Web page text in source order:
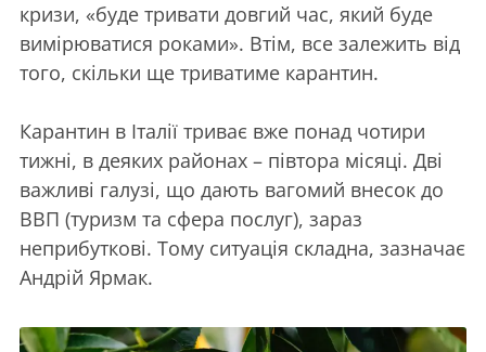
кризи, «буде тривати довгий час, який буде
вимірюватися роками». Втім, все залежить від
того, скільки ще триватиме карантин.
Карантин в Італії триває вже понад чотири
тижні, в деяких районах – півтора місяці. Дві
важливі галузі, що дають вагомий внесок до
ВВП (туризм та сфера послуг), зараз
неприбуткові. Тому ситуація складна, зазначає
Андрій Ярмак.